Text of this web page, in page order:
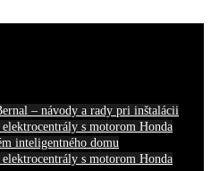
– návody a rady pri inštalácii
s motorom Honda
inteligentného domu
s motorom Honda